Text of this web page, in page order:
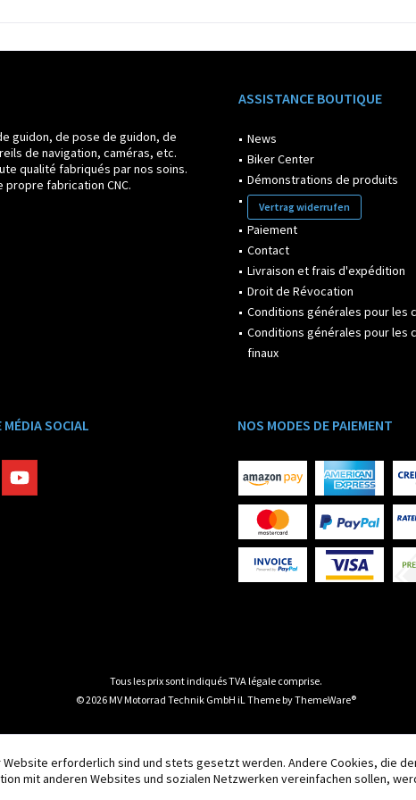
guidon, de pose de guidon, de
de navigation, caméras, etc.
qualité fabriqués par nos soins.
fabrication CNC.
ASSISTANCE BOUTIQUE
News
Biker Center
Démonstrations de produits
Vertrag widerrufen
Paiement
Contact
Livraison et frais d'expédition
Droit de Révocation
Conditions générales pour les
Conditions générales pour les
finaux
MÉDIA SOCIAL NOS MODES DE PAIEMENT
Tous les prix sont indiqués TVA légale comprise.
© 2026 MV Motorrad Technik GmbH iL Theme byThemeWare®
erforderlich sind und stets gesetzt werden. Andere Cookies, die
mit anderen Websites und sozialen Netzwerken vereinfachen sollen,